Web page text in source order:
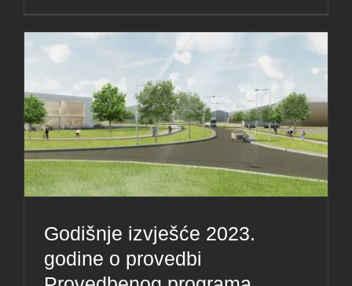
Godišnje izvješće 2023.
godine o provedbi